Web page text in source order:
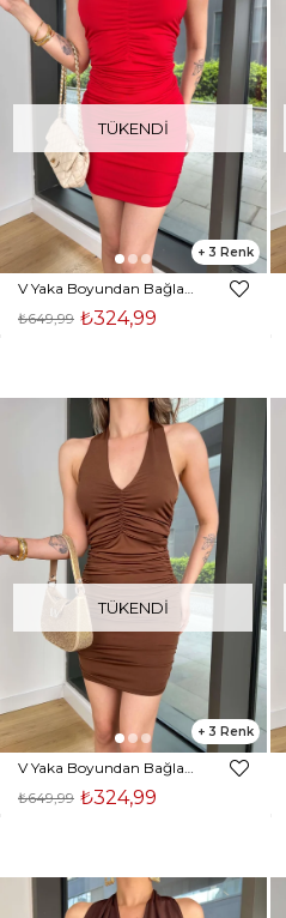
TÜKENDI
3
₺324,99
₺649,99
TÜKENDI
3
₺324,99
₺649,99